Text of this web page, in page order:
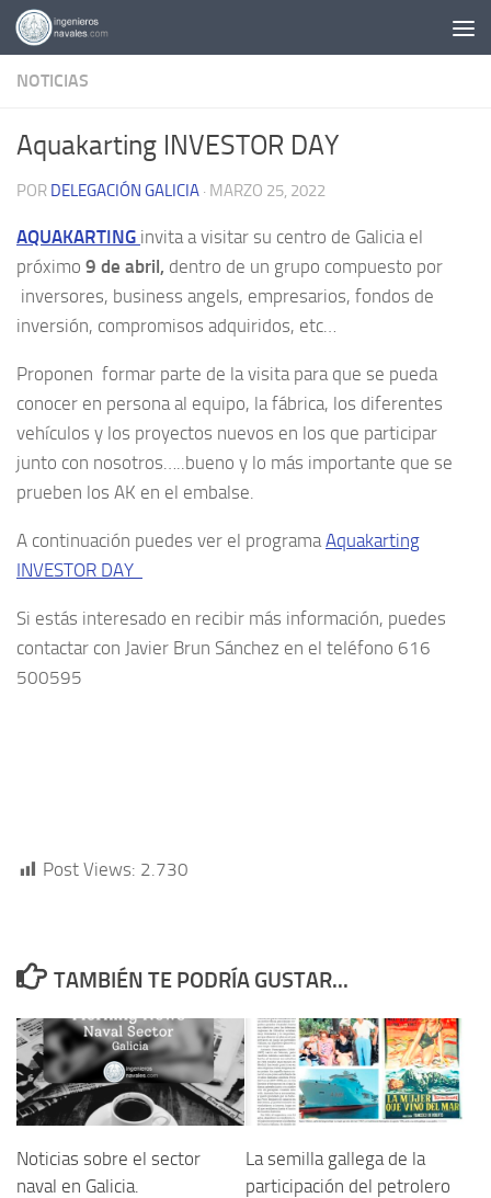
Saltar al contenido
NOTICIAS
Aquakarting INVESTOR DAY
POR DELEGACIÓN GALICIA · MARZO 25, 2022
AQUAKARTING invita a visitar su centro de Galicia el
próximo 9 de abril, dentro de un grupo compuesto por
inversores, business angels, empresarios, fondos de
inversión, compromisos adquiridos, etc…
Proponen formar parte de la visita para que se pueda
conocer en persona al equipo, la fábrica, los diferentes
vehículos y los proyectos nuevos en los que participar
junto con nosotros…..bueno y lo más importante que se
prueben los AK en el embalse.
A continuación puedes ver el programa Aquakarting
INVESTOR DAY
Si estás interesado en recibir más información, puedes
contactar con Javier Brun Sánchez en el teléfono 616
500595
Post Views: 2.730
TAMBIÉN TE PODRÍA GUSTAR...
Noticias sobre el sector
naval en Galicia.
La semilla gallega de la
participación del petrolero